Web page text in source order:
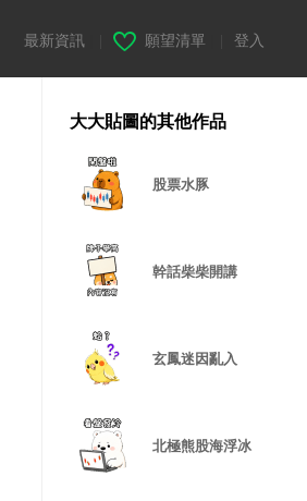
最新資訊 願望清單 登入
大大貼圖的其他作品
股票水豚
幹話柴柴開講
玄鳳迷因亂入
北極熊股海浮冰